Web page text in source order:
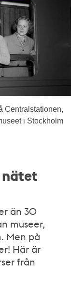
Centralstationen,
i Stockholm
än 30
museer,
Men på
Här är
från